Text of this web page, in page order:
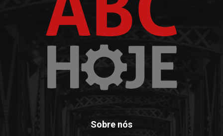
Sobre nós